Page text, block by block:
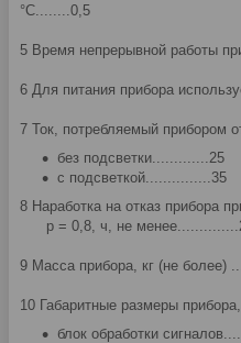
°С........0,5
5 Время непрерывной работы
6 Для питания прибора
7 Ток, потребляемый прибором
без подсветки.............25
с подсветкой...............35
8 Наработка на отказ прибора
р = 0,8, ч, не
9 Масса прибора, кг (не
10 Габаритные размеры
блок обработки